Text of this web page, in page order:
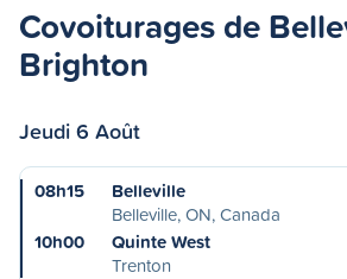
Covoiturages de
Brighton
Jeudi 6 Août
08h15
Belleville
Belleville, ON, Canada
10h00
Quinte West
Trenton